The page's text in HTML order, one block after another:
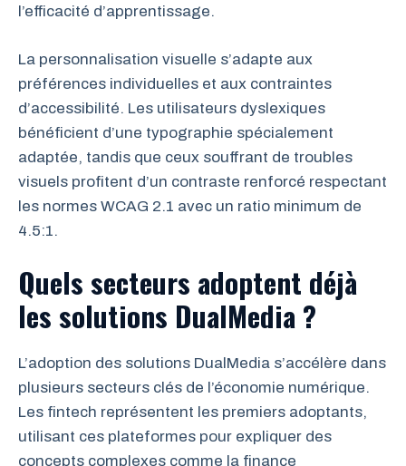
l’efficacité d’apprentissage.
La personnalisation visuelle s’adapte aux
préférences individuelles et aux contraintes
d’accessibilité. Les utilisateurs dyslexiques
bénéficient d’une typographie spécialement
adaptée, tandis que ceux souffrant de troubles
visuels profitent d’un contraste renforcé respectant
les normes WCAG 2.1 avec un ratio minimum de
4.5:1.
Quels secteurs adoptent déjà
les solutions DualMedia ?
L’adoption des solutions DualMedia s’accélère dans
plusieurs secteurs clés de l’économie numérique.
Les fintech représentent les premiers adoptants,
utilisant ces plateformes pour expliquer des
concepts complexes comme la finance